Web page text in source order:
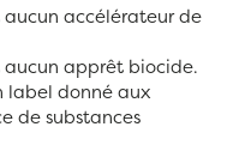
accélérateur de
apprêt biocide.
label donné aux
de substances